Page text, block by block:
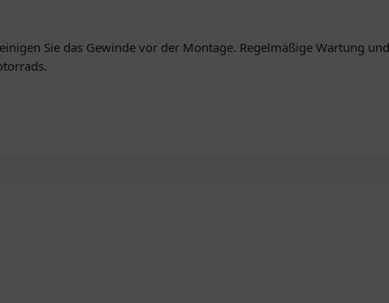
Sie das Gewinde vor der Montage. Regelmäßige Wartung